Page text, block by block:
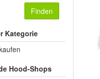
Finden
Kategorie
Hood-Shops